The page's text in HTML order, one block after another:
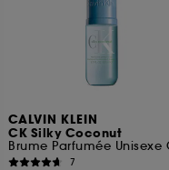
CALVIN KLEIN
CK Silky Coconut
7